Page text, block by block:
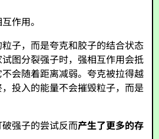
作用。
子，而是夸克和胶子的结合状态
图分裂强子时，强相互作用会抵
会随着距离减弱。夸克被拉得越
投入的能量不会摧毁粒子，而是
强子的尝试反而产生了更多的存